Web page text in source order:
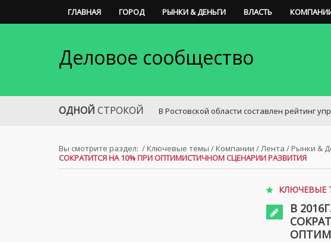
ГЛАВНАЯ ГОРОД РЫНКИ & ДЕНЬГИ ВЛАСТЬ
Деловое сообщество
ОДНОЙ СТРОКОЙВ Ростовской области составлен рейтинг
Вы смотрите раздел: / Ключевые темы / Компании /Лента / Рынки &
СОКРАТИТСЯ НА 10% ПРИ ОПТИМИСТИЧНОМ СЦЕНАРИИ РАЗВИТИЯ
КЛЮЧЕВЫЕ
В